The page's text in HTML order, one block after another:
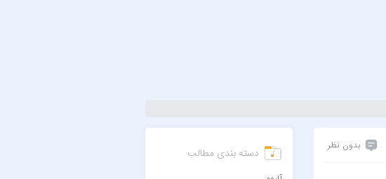
بدون نظر
دسته بندی مطالب